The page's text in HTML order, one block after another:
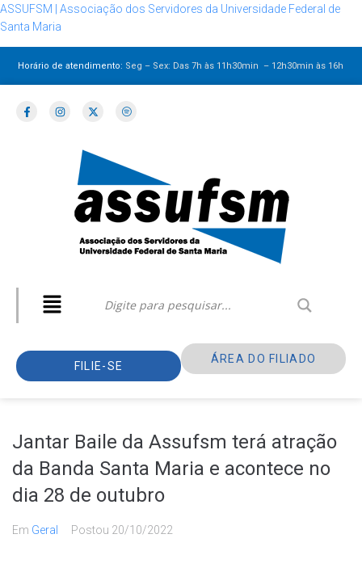
ASSUFSM | Associação dos Servidores da Universidade Federal de
Santa Maria
Horário de atendimento: Seg – Sex: Das 7h às 11h30min – 12h30minàs 16h
FILIE-SE
ÁREA DO FILIADO
Jantar Baile da Assufsm terá atração
da Banda Santa Maria e acontece no
dia 28 de outubro
Em Geral Postou 20/10/2022